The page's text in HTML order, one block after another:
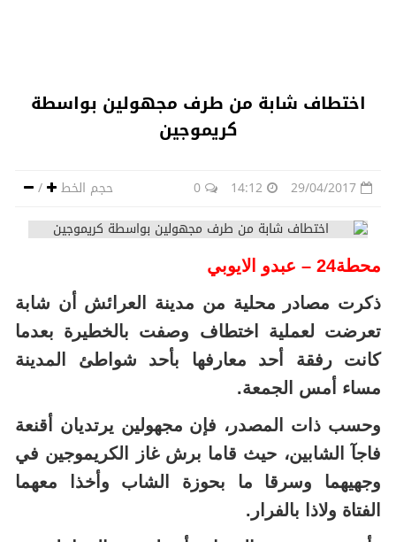
اختطاف شابة من طرف مجهولين بواسطة
كريموجين
حجم الخط / 29/04/2017
14:12
0
محطة24 – عبدو الايوبي
ذكرت مصادر محلية من مدينة العرائش أن شابة
تعرضت لعملية اختطاف وصفت بالخطيرة بعدما
كانت رفقة أحد معارفها بأحد شواطئ المدينة
مساء أمس الجمعة.
وحسب ذات المصدر، فإن مجهولين يرتديان أقنعة
فاجآ الشابين، حيث قاما برش غاز الكريموجين في
وجهيهما وسرقا ما بحوزة الشاب وأخذا معهما
الفتاة ولاذا بالفرار.